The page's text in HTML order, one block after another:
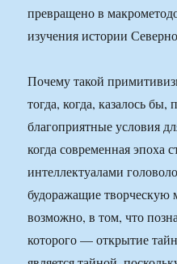
превращено в
изучения истории
Почему такой
тогда, когда, казалось
благоприятные условия
когда современная эпоха
интеллектуалами
будоражащие творческую
возможно, в том, что
которого — открытие